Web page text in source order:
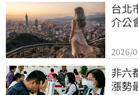
台北
介公
2026/
非六
漲勢